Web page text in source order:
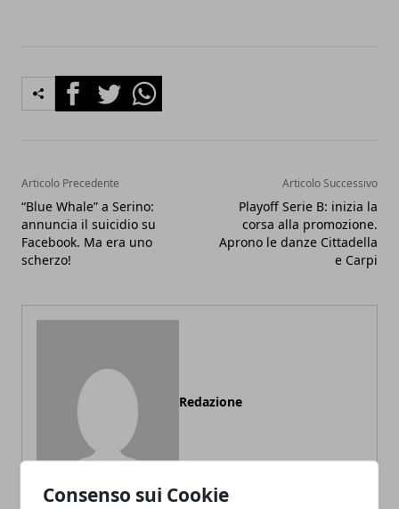
Consenso sui Cookie
FacebookTwitterWhatsapp
Articolo Precedente
“Blue Whale” a Serino:
annuncia il suicidio su
Facebook. Ma era uno
scherzo!
Articolo Successivo
Playoff Serie B: inizia la
corsa alla promozione.
Aprono le danze Cittadella
e Carpi
Redazione